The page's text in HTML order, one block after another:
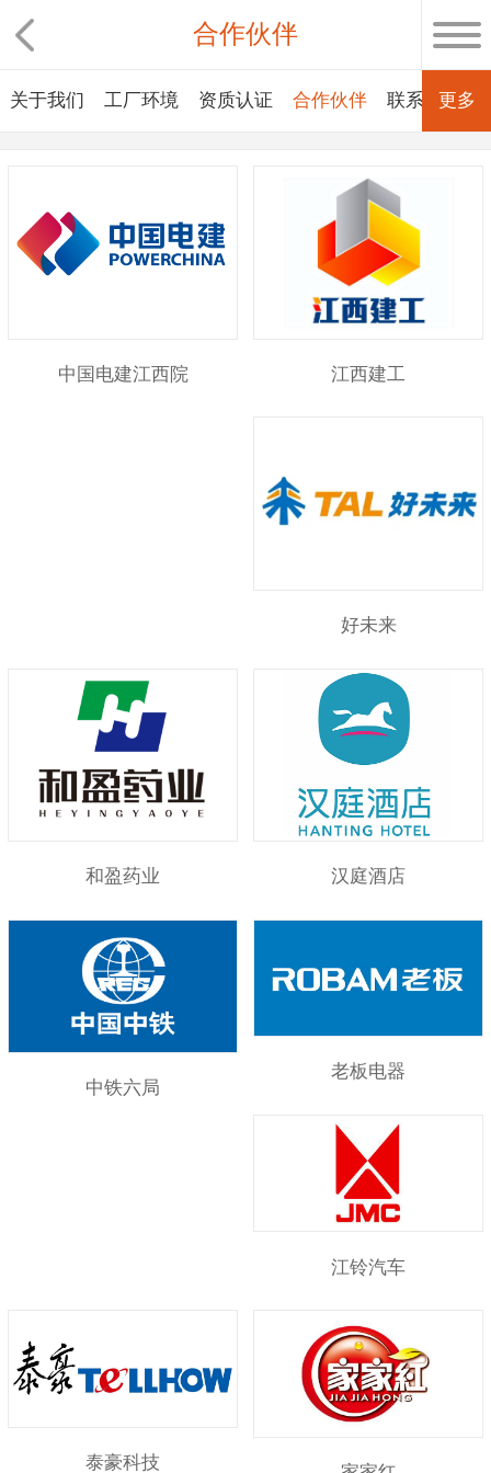
合作伙伴
关于我们 工厂环境 资质认证 合作伙伴 联系我们
更多
中国电建江西院 江西建工
好未来
和盈药业 汉庭酒店
中铁六局
老板电器
江铃汽车
泰豪科技